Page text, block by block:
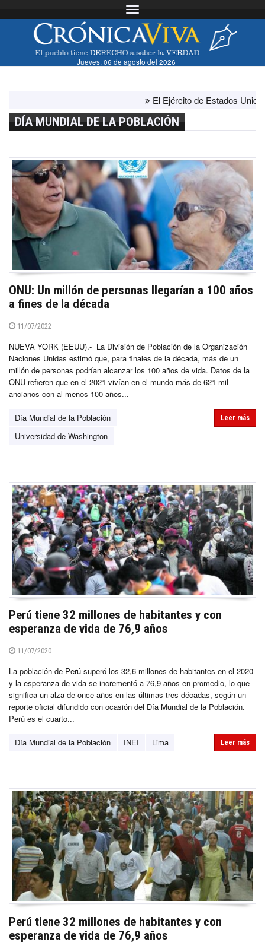
Toggle navigation
Jueves, 06 de agosto del 2026
El Ejército de Estados Unidos
DÍA MUNDIAL DE LA POBLACIÓN
ONU: Un millón de personas llegarían a 100 años
a fines de la década
11/07/2022
NUEVA YORK (EEUU).- La División de Población de la Organización
Naciones Unidas estimó que, para finales de la década, más de un
millón de personas podrían alcanzar los 100 años de vida. Datos de la
ONU refieren que en el 2021 vivían en el mundo más de 621 mil
ancianos con al menos 100 años...
Día Mundial de la Población
Universidad de Washington
Leer más
Perú tiene 32 millones de habitantes y con
esperanza de vida de 76,9 años
11/07/2020
La población de Perú superó los 32,6 millones de habitantes en el 2020
y la esperanza de vida se incrementó a 76,9 años en promedio, lo que
significa un alza de once años en las últimas tres décadas, según un
reporte oficial difundido con ocasión del Día Mundial de la Población.
Perú es el cuarto...
Día Mundial de la Población INEI Lima Leer más
Perú tiene 32 millones de habitantes y con
esperanza de vida de 76,9 años